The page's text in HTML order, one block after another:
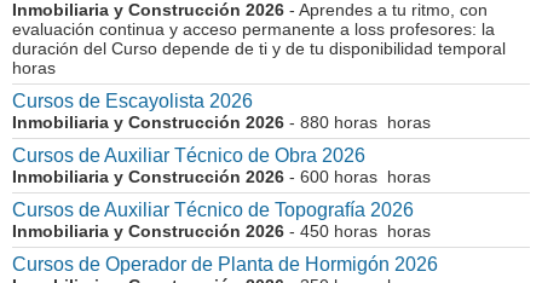
Inmobiliaria y Construcción 2026 - Aprendes a tu ritmo, con
evaluación continua y acceso permanente a loss profesores: la
duración del Curso depende de ti y de tu disponibilidad temporal
horas
Cursos de Escayolista 2026
Inmobiliaria y Construcción 2026 - 880 horas horas
Cursos de Auxiliar Técnico de Obra 2026
Inmobiliaria y Construcción 2026 - 600 horas horas
Cursos de Auxiliar Técnico de Topografía 2026
Inmobiliaria y Construcción 2026 - 450 horas horas
Cursos de Operador de Planta de Hormigón 2026